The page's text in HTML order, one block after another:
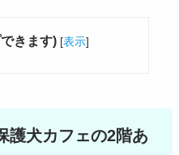
きます) [表示]
護犬カフェの2階あ